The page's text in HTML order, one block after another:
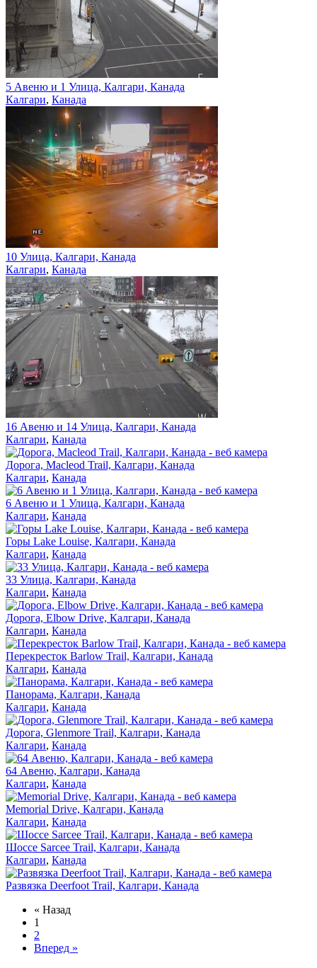
5 Авеню и 1 Улица, Калгари, Канада
Калгари, Канада
10 Улица, Калгари, Канада
Калгари, Канада
16 Авеню и 14 Улица, Калгари, Канада
Калгари, Канада
Дорога, Macleod Trail, Калгари, Канада
Калгари, Канада
6 Авеню и 1 Улица, Калгари, Канада
Калгари, Канада
Горы Lake Louise, Калгари, Канада
Калгари, Канада
33 Улица, Калгари, Канада
Калгари, Канада
Дорога, Elbow Drive, Калгари, Канада
Калгари, Канада
Перекресток Barlow Trail, Калгари, Канада
Калгари, Канада
Панорама, Калгари, Канада
Калгари, Канада
Дорога, Glenmore Trail, Калгари, Канада
Калгари, Канада
64 Авеню, Калгари, Канада
Калгари, Канада
Memorial Drive, Калгари, Канада
Калгари, Канада
Шоссе Sarcee Trail, Калгари, Канада
Калгари, Канада
Развязка Deerfoot Trail, Калгари, Канада
« Назад
1
2
Вперед »